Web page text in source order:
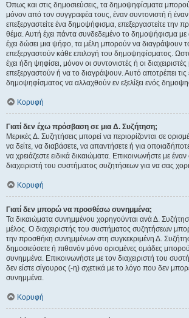
Όπως και στις δημοσιεύσεις, τα δημοψηφίσματα
μόνον από τον συγγραφέα τους, έναν συντονιστή ή έναν
επεξεργαστείτε ένα δημοψήφισμα, επεξεργαστείτε την
θέμα. Αυτή έχει πάντα συνδεδεμένο το δημοψήφισμα
έχει δώσει μια ψήφο, τα μέλη μπορούν να διαγράψουν
επεξεργαστούν κάθε επιλογή του δημοψηφίσματος.
έχει ήδη ψηφίσει, μόνον οι συντονιστές ή οι
επεξεργαστούν ή να το διαγράψουν. Αυτό αποτρέπει τις
δημοψηφίσματος να αλλαχθούν εν εξελίξει ενός
Κορυφή
Γιατί δεν έχω πρόσβαση σε μια Δ. Συζήτηση;
Μερικές Δ. Συζητήσεις μπορεί να περιορίζονται σε
να δείτε, να διαβάσετε, να απαντήσετε ή για
να χρειάζεστε ειδικά δικαιώματα. Επικοινωνήστε με
διαχειριστή του συστήματος συζητήσεων για να σας
Κορυφή
Γιατί δεν μπορώ να προσθέσω συνημμένα;
Τα δικαιώματα συνημμένου χορηγούνται ανά Δ.
μέλος. Ο διαχειριστής του συστήματος συζητήσεων
την προσθήκη συνημμένων στη συγκεκριμένη Δ.
δημοσιεύσετε ή πιθανόν μόνο ορισμένες ομάδες
συνημμένα. Επικοινωνήστε με τον διαχειριστή του
δεν είστε σίγουρος (-η) σχετικά με το λόγο που δεν
συνημμένα.
Κορυφή